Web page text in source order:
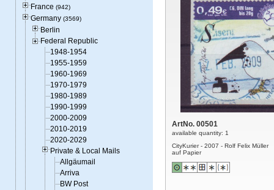
ArtNo. 00501
available quantity: 1
CityKurier - 2007 - Rolf Felix Müller
auf Papier
France (942)
Germany (3569)
Berlin
Federal Republic
1948-1954
1955-1959
1960-1969
1970-1979
1980-1989
1990-1999
2000-2009
2010-2019
2020-2029
Private & Local Mails
Allgäumail
Arriva
BW Post